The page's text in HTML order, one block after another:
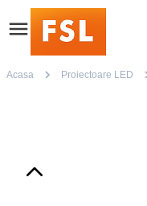
Acasa Proiectoare LED